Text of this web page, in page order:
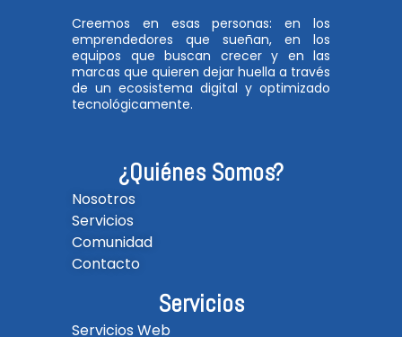
Creemos en esas personas: en los
emprendedores que sueñan, en los
equipos que buscan crecer y en las
marcas que quieren dejar huella a través
de un ecosistema digital y optimizado
tecnológicamente.
¿Quiénes Somos?
Nosotros
Servicios
Comunidad
Contacto
Servicios
Servicios Web